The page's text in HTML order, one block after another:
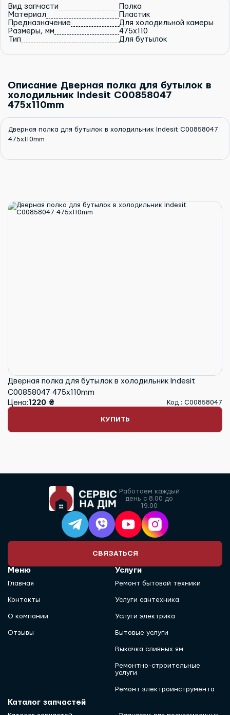
Вид запчасти
Полка
Материал
Пластик
Предназначение
Для холодильной камеры
Размеры, мм
475x110
Тип
Для бутылок
Описание Дверная полка для бутылок в
холодильник Indesit C00858047
475x110mm
Дверная полка для бутылок в холодильник Indesit C00858047
475x110mm
Дверная полка для бутылок в холодильник Indesit
C00858047 475x110mm
Цена:1220 ₴ Код : C00858047
КУПИТЬ
Работаем каждый
день с 8.00 до
19.00
СВЯЗАТЬСЯ
Меню
Главная
Контакты
О компании
Отзывы
Услуги
Ремонт бытовой техники
Услуги сантехника
Услуги электрика
Бытовые услуги
Выкачка сливных ям
Ремонтно-строительные
услуги
Ремонт электроинструмента
Каталог запчастей